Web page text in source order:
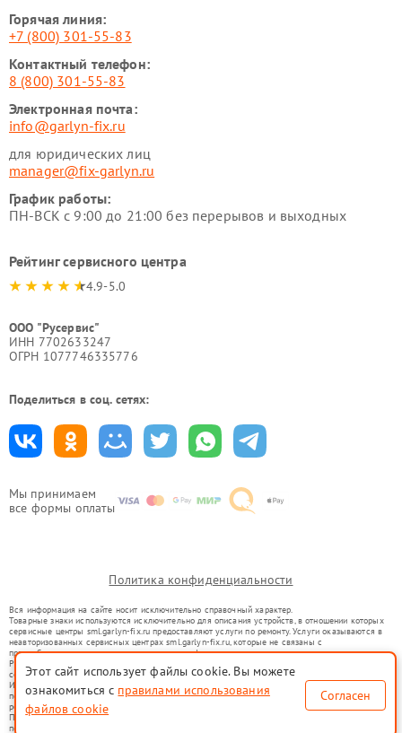
Мы принимаем
все формы оплаты
Горячая линия:
+7 (800) 301-55-83
Контактный телефон:
8 (800) 301-55-83
Электронная почта:
info@garlyn-fix.ru
для юридических лиц
manager@fix-garlyn.ru
График работы:
ПН-ВСК с 9:00 до 21:00 без перерывов и выходных
Рейтинг сервисного центра
4.9-5.0
ООО "Русервис"
ИНН 7702633247
ОГРН 1077746335776
Поделиться в соц. сетях:
Политика конфиденциальности
Вся информация на сайте носит исключительно справочный характер.
Товарные знаки используются исключительно для описания устройств, в отношении которых
сервисные центры sml.garlyn-fix.ru предоставляют услуги по ремонту. Услуги оказываются в
неавторизованных сервисных центрах sml.garlyn-fix.ru, которые не связаны с
правообладателями товарных знаков или их официальными представителями.
Ремонт осуществляется для устройств, уже введенных в гражданский оборот в соответствии
со статьей 1487 ГК РФ.
Использование товарных знаков не преследует цели индивидуализации услуг или введения
потребителей в заблуждение, а служит для информирования о предоставляемых услугах по
ремонту техники указанных брендов.
Представленная на сайте информация не является публичной офертой, определяемой
положениями Статьи 437(2) Гражданского кодекса РФ
Этот сайт использует файлы cookie. Вы можете
ознакомиться с правилами использования
файлов cookie
Согласен